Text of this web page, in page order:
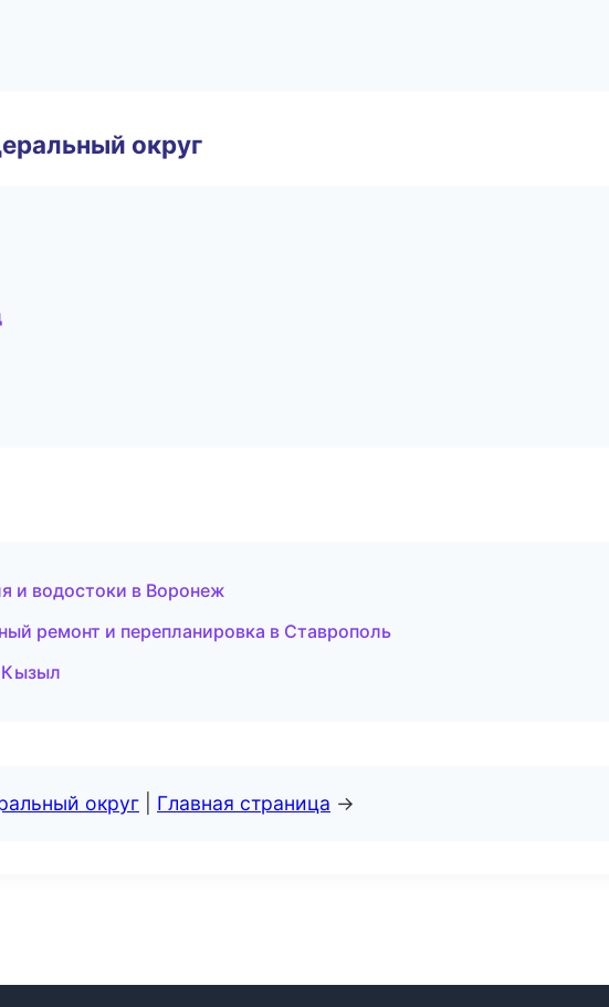
округ
и водостоки в Воронеж
ремонт и перепланировка в Ставрополь
Кызыл
округ Главная страница →